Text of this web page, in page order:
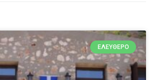
ΕΛΕΎΘΕΡΟ